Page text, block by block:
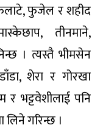
फुजेल र शहीद
तीनमाने,
। त्यस्तै भीमसेन
शेरा र गोरखा
र भट्टवेशीलाई पनि
गरिन्छ ।